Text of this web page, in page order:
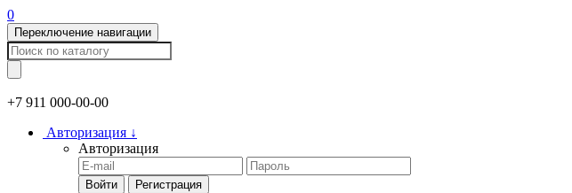
0
Переключение навигации
+7 911 000-00-00
Авторизация ↓
Авторизация
Войти Регистрация